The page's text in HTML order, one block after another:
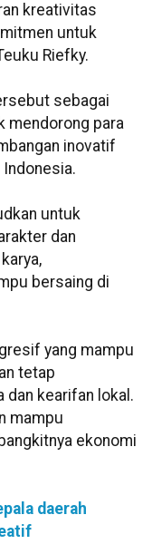
kreativitas
untuk
Riefky.
sebagai
mendorong para
inovatif
untuk
dan
bersaing di
yang mampu
tetap
dan kearifan lokal.
mampu
ekonomi
daerah